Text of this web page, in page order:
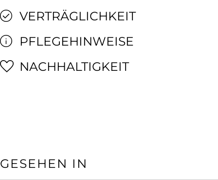
VERTRÄGLICHKEIT
PFLEGEHINWEISE
NACHHALTIGKEIT
GESEHEN IN